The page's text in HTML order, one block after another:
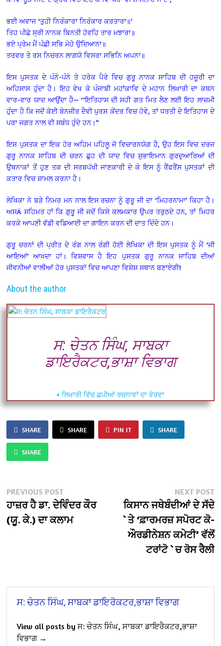
ਭਈ ਅਵਾਜ ‘ਤੁਹੀ ਨਿਰੰਕਾਰਾ ਨਿਰੰਕਾਰ ਕਰਤਾਰਾ॥’
ਤਿਹ ਪੀਛੇ ਸ੍ਰੀ ਨਾਨਕ ਬਿਨਤੀ ਹੋਵਹਿ ਤਾਰ ਮਝਾਰਾ॥
ਭਏ ਪ੍ਰੇਮ ਮੈਂ ਪੰਛੀ ਸਭਿ ਮੋਹੇ ਉਦਿਆਨਾ॥
ਤਰਵਰ ਤੇ ਰਸ ਨਿਚਰਨ ਲਾਗਯੋ ਵਿਸਰਾ ਸਭਿਨਿ ਅਪਨਾ॥
ਇਸ ਪੁਸਤਕ ਦੇ ਪੰਨੇ-ਪੰਨੇ ਤੇ ਹਰੇਕ ਪੈਰੇ ਵਿਚ ਗੁਰੂ ਨਾਨਕ ਸਾਹਿਬ ਦੀ ਹਜ਼ੂਰੀ ਦਾ
ਅਹਿਸਾਸ ਹੁੰਦਾ ਹੈ। ਇਹ ਵੇਖ ਕੇ ਪੰਜਾਬੀ ਮਹਾਂਕਾਵਿ ਦੇ ਮਹਾਨ ਲਿਖਾਰੀ ਦਾ ਕਥਨ
ਵਾਰ-ਵਾਰ ਯਾਦ ਆਉਂਦਾ ਹੈ— ‘‘ਇਤਿਹਾਸ ਦੀ ਸਹੀ ਗਤ ਮਿਤ ਲੈਣ ਲਈ ਇਹ ਲਾਜ਼ਮੀ
ਹੁੰਦਾ ਹੈ ਕਿ ਜਦੋਂ ਕੋਈ ਬੇਨਜ਼ੀਰ ਦੈਵੀ ਪੁਰਸ਼ ਕੇਂਦਰ ਵਿਚ ਹੋਵੇ, ਤਾਂ ਧਰਤੀ ਦੇ ਇਤਿਹਾਸ ਦੇ
ਪਰਾ ਜਗਤ ਨਾਲ ਵੀ ਸਬੰਧ ਹੁੰਦੇ ਹਨ।’’
ਇਸ ਪੁਸਤਕ ਦਾ ਇਕ ਹੋਰ ਅਹਿਮ ਪਹਿਲੂ ਜੋ ਵਿਚਾਰਨਯੋਗ ਹੈ, ਉਹ ਇਸ ਵਿਚ ਦਰਜ
ਗੁਰੂ ਨਾਨਕ ਸਾਹਿਬ ਦੀ ਚਰਨ ਛੁਹ ਦੀ ਯਾਦ ਵਿਚ ਸੁਭਾਇਮਾਨ ਗੁਰਦੁਆਰਿਆਂ ਦੀ
ਉਥਨਾਕਾਂ ਤੋਂ ਹੁਣ ਤਕ ਦੀ ਸਰਬਪੱਖੀ ਜਾਣਕਾਰੀ ਦੇ ਕੇ ਇਸ ਨੂੰ ਰੈਂਫਰੈਂਸ ਪੁਸਤਕਾਂ ਦੀ
ਕਤਾਰ ਵਿਚ ਸ਼ਾਮਲ ਕਰਨਾ ਹੈ।
ਲੇਖਿਕਾ ਨੇ ਬੜੇ ਨਿਮਰ ਮਨ ਨਾਲ ਇਸ ਰਚਨਾ ਨੂੰ ਗੁਰੂ ਜੀ ਦਾ ‘ਮਿਹਰਨਾਮਾ’ ਕਿਹਾ ਹੈ।
ਅਸÄ ਸਹਿਮਤ ਹਾਂ ਕਿ ਗੁਰੂ ਜੀ ਜਦੋਂ ਕਿਸੇ ਕਲਮਕਾਰ ਉਪਰ ਤਰੁਠਦੇ ਹਨ, ਤਾਂ ਮਿਹਰ
ਕਰਕੇ ਆਪਣੀ ਵੱਡੀ ਵਡਿਆਈ ਦਾ ਗਾਇਨ ਕਰਨ ਦੀ ਦਾਤ ਦਿੰਦੇ ਹਨ।
ਗੁਰੂ ਚਰਨਾਂ ਦੀ ਪ੍ਰੀਤ ਦੇ ਰੰਗ ਨਾਲ ਰੰਗੀ ਹੋਈ ਲੇਖਿਕਾ ਦੀ ਇਸ ਪੁਸਤਕ ਨੂੰ ਮੈਂ ‘ਜੀ
ਆਇਆਂ’ ਆਖਦਾ ਹਾਂ। ਵਿਸ਼ਵਾਸ ਹੈ ਇਹ ਪੁਸਤਕ ਗੁਰੂ ਨਾਨਕ ਸਾਹਿਬ ਦੀਆਂ
ਜੀਵਨੀਆਂ ਵਾਲੀਆਂ ਹੋਰ ਪੁਸਤਕਾਂ ਵਿਚ ਆਪਣਾ ਵਿਸ਼ੇਸ਼ ਸਥਾਨ ਬਣਾਏਗੀ!
About the author
ਸ: ਚੇਤਨ ਸਿੰਘ, ਸਾਬਕਾ
ਡਾਇਰੈਕਟਰ,ਭਾਸ਼ਾ ਵਿਭਾਗ
+ ਲਿਖਾਰੀ ਵਿੱਚ ਛਪੀਆਂ ਰਚਨਾਵਾਂ ਦਾ ਵੇਰਵਾ
SHARE SHARE PIN IT SHARE
SHARE
Post
navigation
PREVIOUS POSTPrevious
post:
ਹਾਜ਼ਰ ਹੈ ਡਾ. ਦੇਵਿੰਦਰ ਕੌਰ
(ਯੂ. ਕੇ.) ਦਾ ਕਲਾਮ
NEXT POST
ਕਿਸਾਨ ਜਥੇਬੰਦੀਆਂ ਦੇ ਸੱਦੇ
`ਤੇ ‘ਫ਼ਾਰਮਰਜ਼ ਸਪੋਰਟ ਕੋ-
ਔਰਡੀਨੇਸ਼ਨ ਕਮੇਟੀ’ ਵੱਲੋਂ
ਟਰਾਂਟੋ `ਚ ਰੋਸ ਰੈਲੀ
ਸ: ਚੇਤਨ ਸਿੰਘ, ਸਾਬਕਾ ਡਾਇਰੈਕਟਰ,ਭਾਸ਼ਾ ਵਿਭਾਗ
View all posts by ਸ: ਚੇਤਨ ਸਿੰਘ, ਸਾਬਕਾ ਡਾਇਰੈਕਟਰ,ਭਾਸ਼ਾ
ਵਿਭਾਗ →